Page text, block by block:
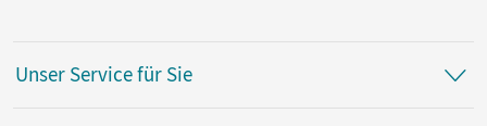
Unser Service für Sie